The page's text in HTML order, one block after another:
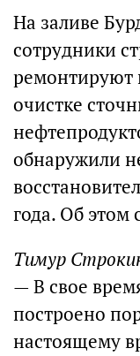
На заливе
сотрудники
ремонтируют
очистке
обнаружили
года. Об этом
Тимур
— В свое
построено
настоящему